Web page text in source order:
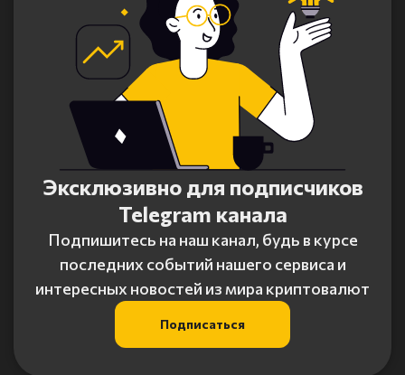
Эксклюзивно для подписчиков
Telegram канала
Подпишитесь на наш канал, будь в курсе
последних событий нашего сервиса и
интересных новостей из мира криптовалют
Подписаться